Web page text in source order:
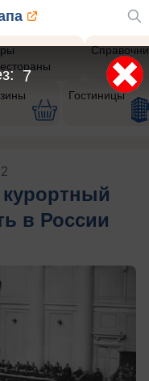
Гостиницы
в России
4